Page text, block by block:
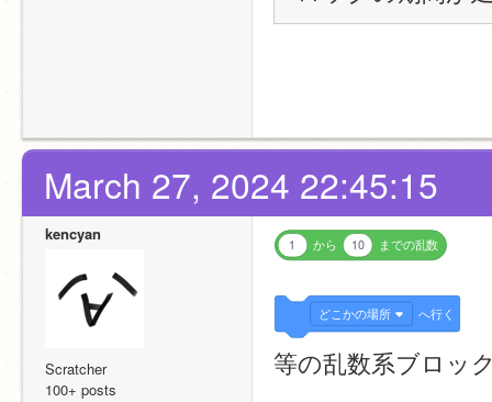
March 27, 2024 22:45:15
kencyan
Scratcher
100+ posts
1 から 10 までの乱数
どこかの場所 へ行く
等の乱数系ブロッ